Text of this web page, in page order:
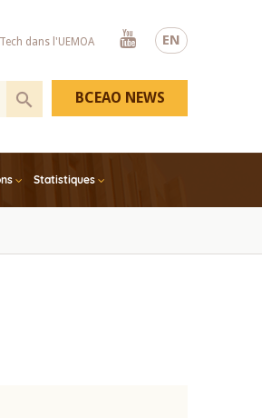
EN
dans l'UEMOA
Youtube
Statistiques
BCEAO NEWS